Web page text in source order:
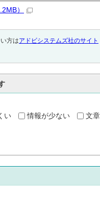
）
方はアドビシステムズ社のサイト
い 情報が少ない
文